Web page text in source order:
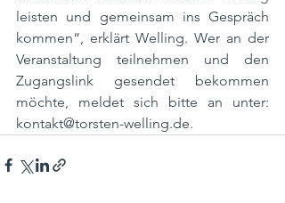
leisten und gemeinsam ins Gespräch
kommen“, erklärt Welling. Wer an der
Veranstaltung teilnehmen und den
Zugangslink gesendet bekommen
kontakt@torsten-welling.de.